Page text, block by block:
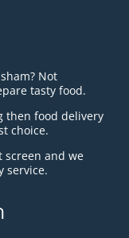
Not
tasty food.
then food delivery
choice.
screen and we
service.